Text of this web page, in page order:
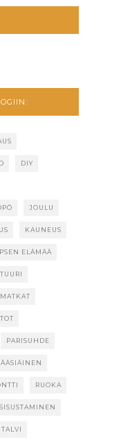
DIY
JOULU
KAUNEUS
ELÄMÄÄ
MATKAT
PARISUHDE
RUOKA
SISUSTAMINEN
TALVI